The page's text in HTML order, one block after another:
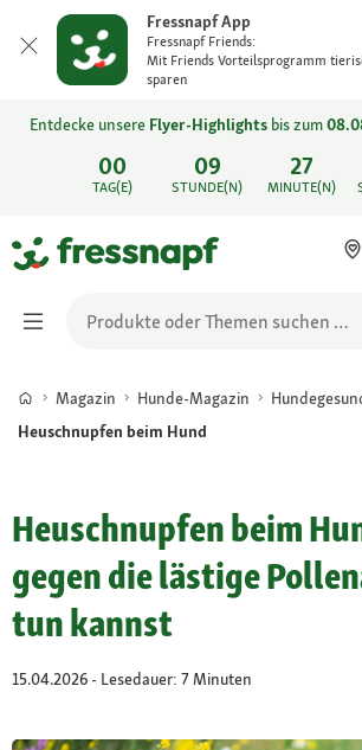
Fressnapf App
Fressnapf Friends:
Mit Friends Vorteilsprogramm
sparen
00
TAG(E)
09
STUNDE(N)
27
MINUTE(N)
Entdecke unsere Flyer-Highlights bis zum
Magazin Hunde-Magazin
Heuschnupfen beim Hund
Heuschnupfen beim
gegen die lästige
tun kannst
15.04.2026 - Lesedauer: 7 Minuten